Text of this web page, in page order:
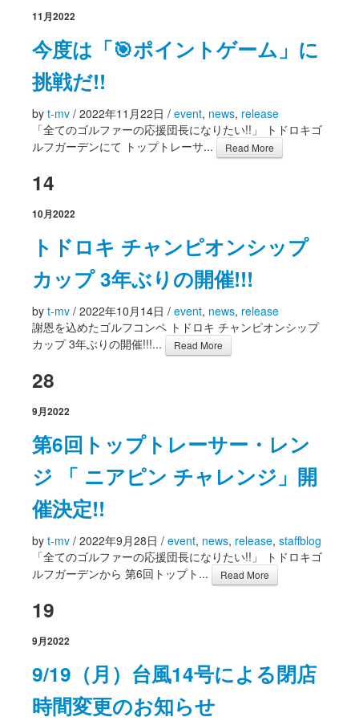
11月2022
今度は「🎯ポイントゲーム」に
挑戦だ!!
by t-mv / 2022年11月22日 / event, news, release
「全てのゴルファーの応援団長になりたい!!」 トドロキゴ
ルフガーデンにて トップトレーサ...
Read More
14
10月2022
トドロキ チャンピオンシップ
カップ 3年ぶりの開催!!!
by t-mv / 2022年10月14日 / event, news, release
謝恩を込めたゴルフコンペ トドロキ チャンピオンシップ
カップ 3年ぶりの開催!!!...
Read More
28
9月2022
第6回トップトレーサー・レン
ジ 「 ニアピン チャレンジ」開
催決定!!
by t-mv / 2022年9月28日 / event, news, release, staffblog
「全てのゴルファーの応援団長になりたい!!」 トドロキゴ
ルフガーデンから 第6回トップト...
Read More
19
9月2022
9/19（月）台風14号による閉店
時間変更のお知らせ